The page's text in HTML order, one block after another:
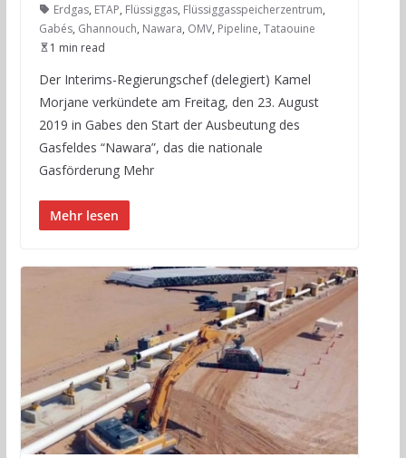
Erdgas, ETAP, Flüssiggas, Flüssiggasspeicherzentrum,
Gabés, Ghannouch, Nawara, OMV, Pipeline, Tataouine
1 min read
Der Interims-Regierungschef (delegiert) Kamel
Morjane verkündete am Freitag, den 23. August
2019 in Gabes den Start der Ausbeutung des
Gasfeldes “Nawara”, das die nationale
Gasförderung Mehr
Mehr lesen